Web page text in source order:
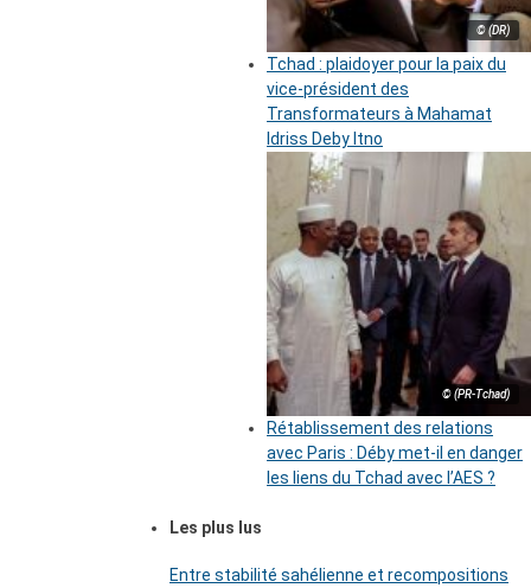
© (DR)
Tchad : plaidoyer pour la paix du
vice-président des
Transformateurs à Mahamat
Idriss Deby Itno
© (PR-Tchad)
Rétablissement des relations
avec Paris : Déby met-il en danger
les liens du Tchad avec l’AES ?
Les plus lus
Entre stabilité sahélienne et recompositions